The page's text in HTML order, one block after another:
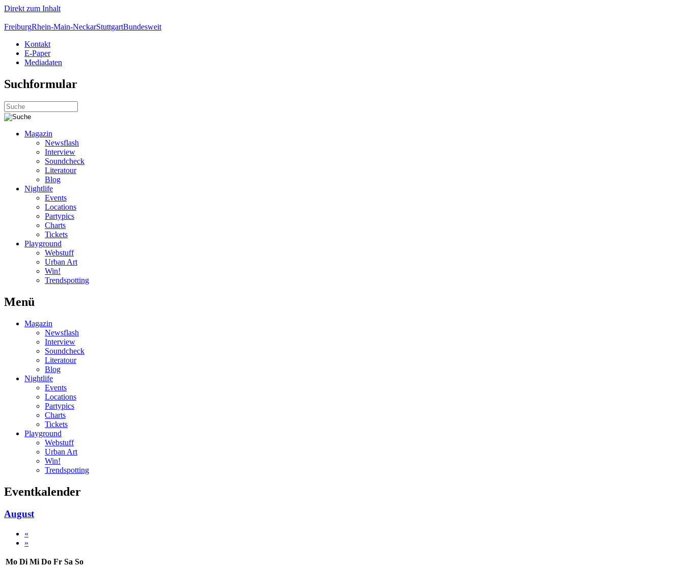
Direkt zum Inhalt
FreiburgRhein-Main-NeckarStuttgartBundesweit
Kontakt
E-Paper
Mediadaten
Suchformular
Magazin
Newsflash
Interview
Soundcheck
Literatour
Blog
Nightlife
Events
Locations
Partypics
Charts
Tickets
Playground
Webstuff
Urban Art
Win!
Trendspotting
Menü
Magazin
Newsflash
Interview
Soundcheck
Literatour
Blog
Nightlife
Events
Locations
Partypics
Charts
Tickets
Playground
Webstuff
Urban Art
Win!
Trendspotting
Eventkalender
August
«
»
Mo Di Mi Do Fr Sa So